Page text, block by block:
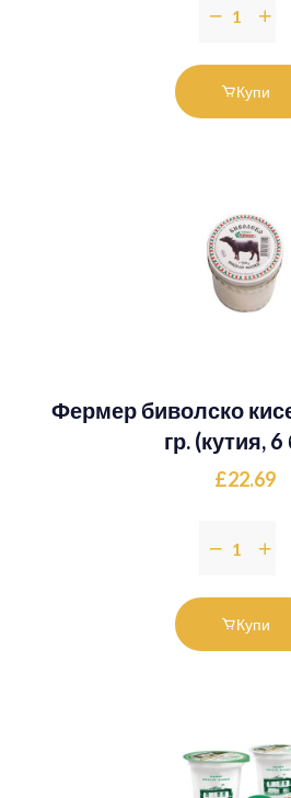
Купи
Фермер биволско
гр. (кутия, 6
£22.69
Купи